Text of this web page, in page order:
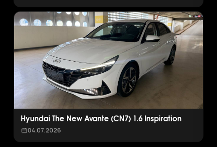
Hyundai The New Avante (CN7) 1.6 Inspiration
04.07.2026